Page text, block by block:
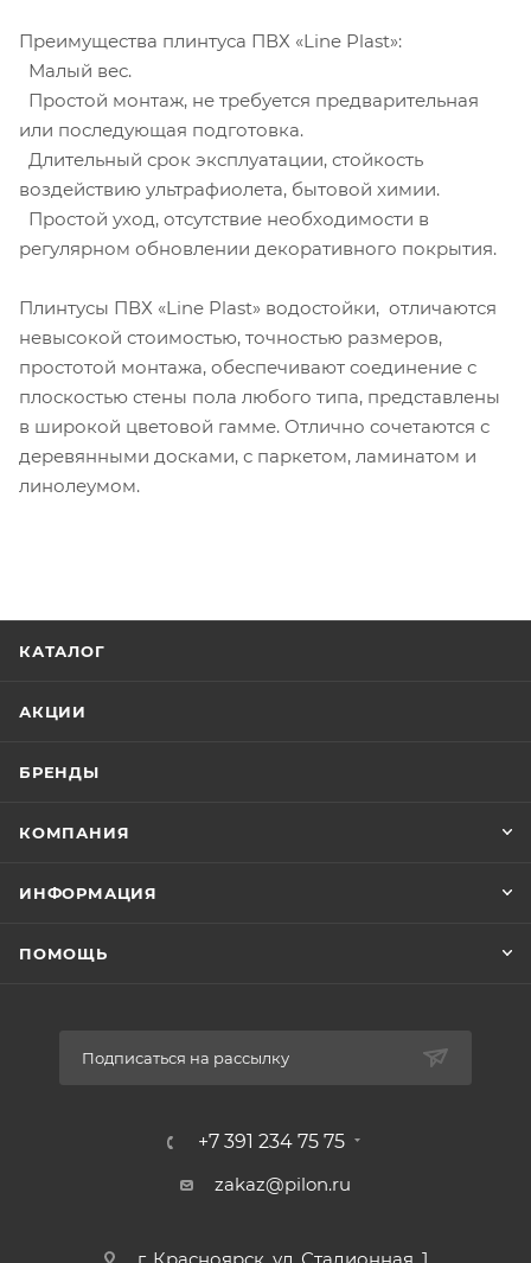
Преимущества плинтуса ПВХ «Line Plast»:
Малый вес.
Простой монтаж, не требуется предварительная
или последующая подготовка.
Длительный срок эксплуатации, стойкость
воздействию ультрафиолета, бытовой химии.
Простой уход, отсутствие необходимости в
регулярном обновлении декоративного покрытия.
Плинтусы ПВХ «Line Plast» водостойки, отличаются
невысокой стоимостью, точностью размеров,
простотой монтажа, обеспечивают соединение с
плоскостью стены пола любого типа, представлены
в широкой цветовой гамме. Отлично сочетаются с
деревянными досками, с паркетом, ламинатом и
линолеумом.
КАТАЛОГ
АКЦИИ
БРЕНДЫ
КОМПАНИЯ
ИНФОРМАЦИЯ
ПОМОЩЬ
Подписаться на рассылку
+7 391 234 75 75
zakaz@pilon.ru
г. Красноярск, ул. Стадионная, 1